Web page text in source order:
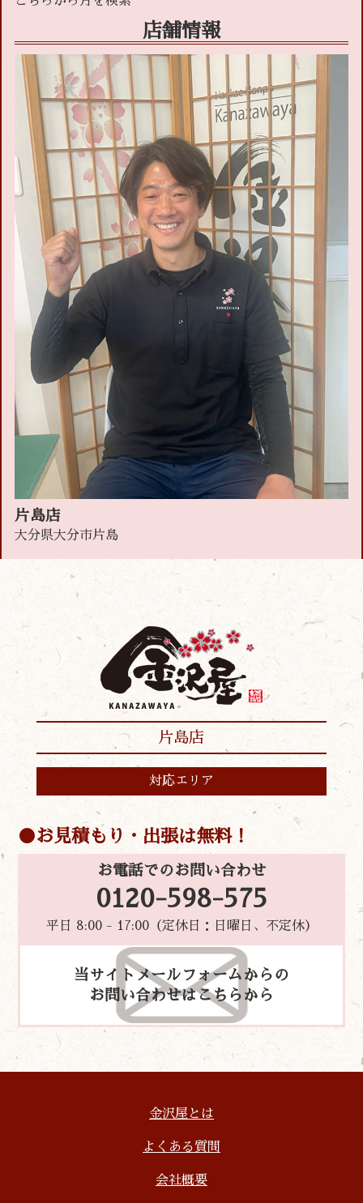
店舗情報
片島店
大分県大分市片島
片島店
対応エリア
お見積もり・出張は無料！
お電話でのお問い合わせ
0120-598-575
平日 8:00 - 17:00（定休日：日曜日、不定休）
当サイトメールフォームからの
お問い合わせはこちらから
金沢屋とは
よくある質問
会社概要